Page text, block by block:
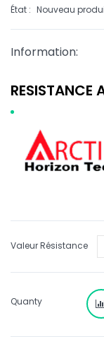
État : Nouveau
Information:
RESISTANCE
Valeur Résistance
Quanty